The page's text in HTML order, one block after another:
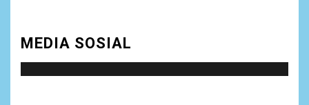
MEDIA SOSIALSatreskrim Polres Batu Bara